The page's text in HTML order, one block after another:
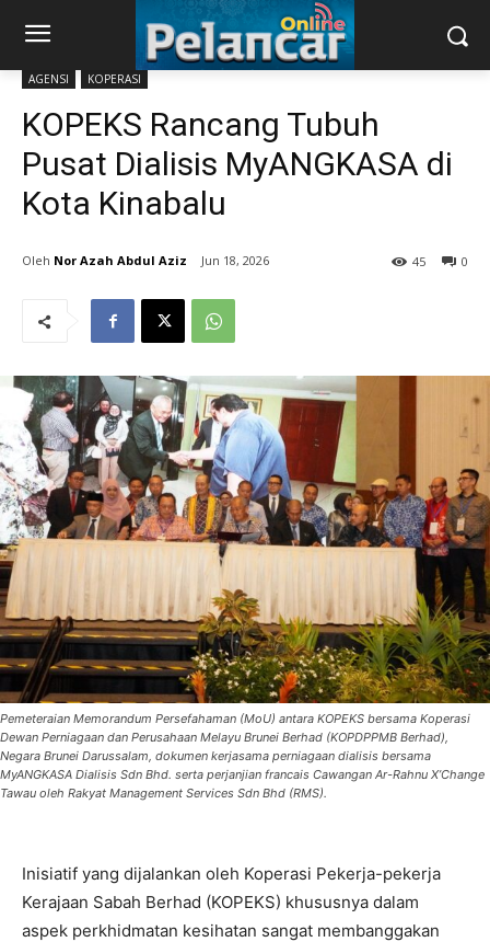
AGENSI KOPERASI
KOPEKS Rancang Tubuh
Pusat Dialisis MyANGKASA di
Kota Kinabalu
Nor Azah Abdul Aziz Jun 18, 2026 0
45
Pemeteraian Memorandum Persefahaman (MoU) antara KOPEKS bersama Koperasi
Dewan Perniagaan dan Perusahaan Melayu Brunei Berhad (KOPDPPMB Berhad),
Negara Brunei Darussalam, dokumen kerjasama perniagaan dialisis bersama
MyANGKASA Dialisis Sdn Bhd. serta perjanjian francais Cawangan Ar-Rahnu X’Change
Tawau oleh Rakyat Management Services Sdn Bhd (RMS).
Inisiatif yang dijalankan oleh Koperasi Pekerja-pekerja
Kerajaan Sabah Berhad (KOPEKS) khususnya dalam
aspek perkhidmatan kesihatan sangat membanggakan